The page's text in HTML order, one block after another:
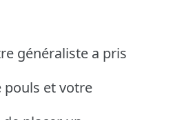
généraliste a pris
et votre